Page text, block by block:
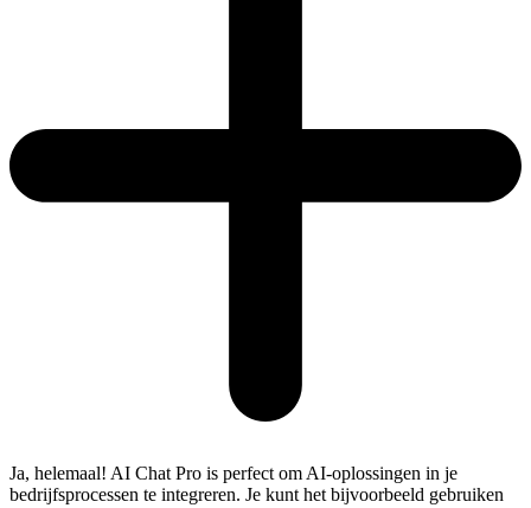
Ja, helemaal! AI Chat Pro is perfect om AI-oplossingen in je
bedrijfsprocessen te integreren. Je kunt het bijvoorbeeld gebruiken